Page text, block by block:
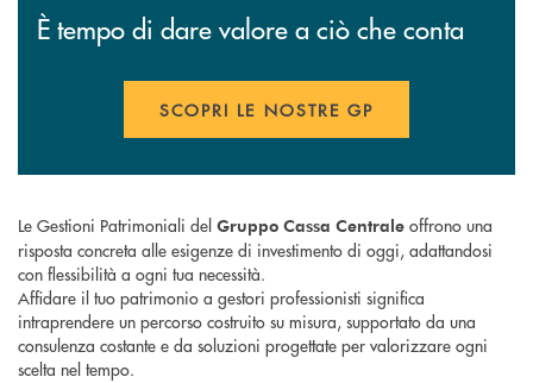
È tempo di dare valore a ciò che conta
SCOPRI LE NOSTRE GP
Le Gestioni Patrimoniali del Gruppo Cassa Centrale offrono una
risposta concreta alle esigenze di investimento di oggi, adattandosi
con flessibilità a ogni tua necessità.
Affidare il tuo patrimonio a gestori professionisti significa
intraprendere un percorso costruito su misura, supportato da una
consulenza costante e da soluzioni progettate per valorizzare ogni
scelta nel tempo.